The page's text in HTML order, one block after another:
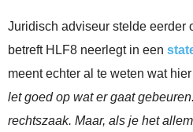
Juridisch adviseur stelde eerder
betreft HLF8 neerlegt in een
meent echter al te weten wat
let goed op wat er gaat
rechtszaak. Maar, als je het